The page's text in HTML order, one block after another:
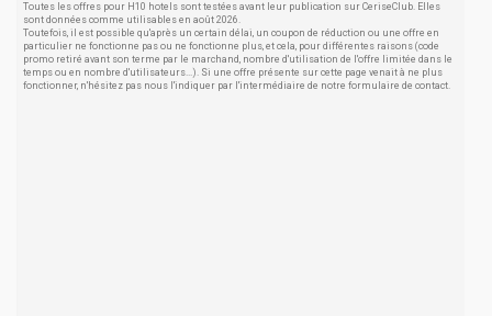
Toutes les offres pour H10 hotels sont testées avant leur publication sur CeriseClub. Elles
sont données comme utilisables en août 2026.
Toutefois, il est possible qu'après un certain délai, un coupon de réduction ou une offre en
particulier ne fonctionne pas ou ne fonctionne plus, et cela, pour différentes raisons (code
promo retiré avant son terme par le marchand, nombre d'utilisation de l'offre limitée dans le
temps ou en nombre d'utilisateurs...). Si une offre présente sur cette page venait à ne plus
fonctionner, n'hésitez pas nous l'indiquer par l'intermédiaire de notre formulaire de contact.